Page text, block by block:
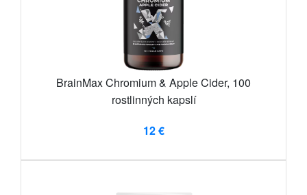
BrainMax Chromium & Apple Cider, 100
rostlinných kapslí
12 €